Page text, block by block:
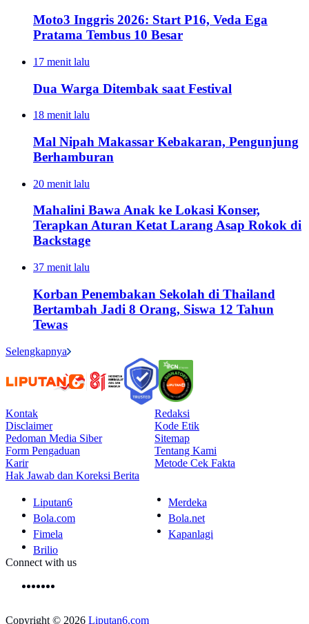
Moto3 Inggris 2026: Start P16, Veda Ega
Pratama Tembus 10 Besar
17 menit lalu
Dua Warga Ditembak saat Festival
18 menit lalu
Mal Nipah Makassar Kebakaran, Pengunjung
Berhamburan
20 menit lalu
Mahalini Bawa Anak ke Lokasi Konser,
Terapkan Aturan Ketat Larang Asap Rokok di
Backstage
37 menit lalu
Korban Penembakan Sekolah di Thailand
Bertambah Jadi 8 Orang, Siswa 12 Tahun
Tewas
Selengkapnya
Kontak
Redaksi
Disclaimer
Kode Etik
Pedoman Media Siber
Sitemap
Form Pengaduan
Tentang Kami
Karir
Metode Cek Fakta
Hak Jawab dan Koreksi Berita
Liputan6
Merdeka
Bola.com
Bola.net
Fimela
Kapanlagi
Brilio
Connect with us
Copyright © 2026 Liputan6.com